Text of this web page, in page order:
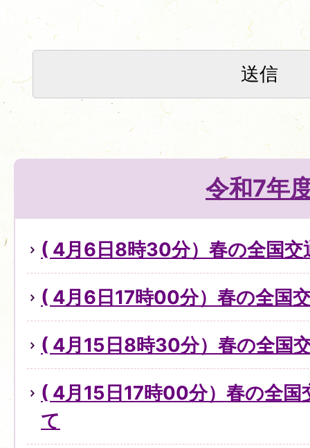
令和7年
( 4月6日8時30分）春の全国交
( 4月6日17時00分）春の全国
( 4月15日8時30分）春の全国
( 4月15日17時00分）春の全国
て